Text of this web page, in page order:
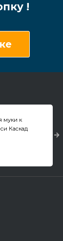
!
муки к
Каскад